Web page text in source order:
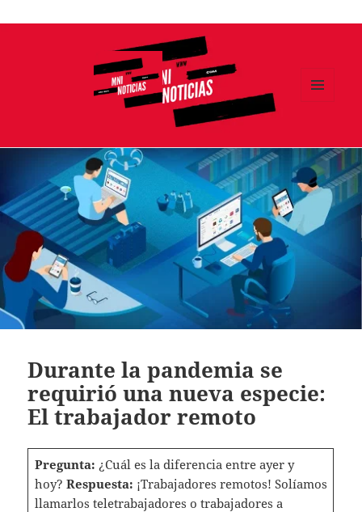
Ir
Durante la pandemia se
requirió una nueva especie:
El trabajador remoto
Pregunta: ¿Cuál es la diferencia entre ayer y
hoy? Respuesta: ¡Trabajadores remotos! Solíamos
llamarlos teletrabajadores o trabajadores a